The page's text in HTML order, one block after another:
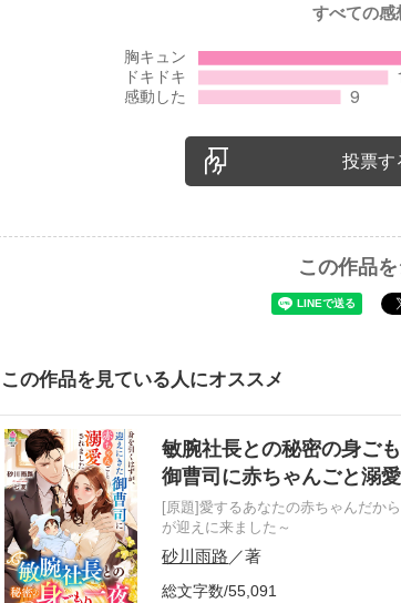
すべての感
投票す
この作品
この作品を見ている人にオススメ
敏腕社長との秘密の身ご
御曹司に赤ちゃんごと溺
[原題]愛するあなたの赤ちゃんだか
が迎えに来ました～
砂川雨路 ／著
総文字数/55,091